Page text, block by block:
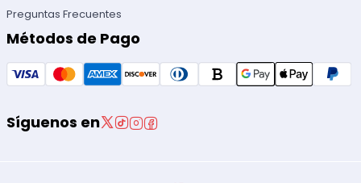
Preguntas Frecuentes
Métodos de Pago
Síguenos en